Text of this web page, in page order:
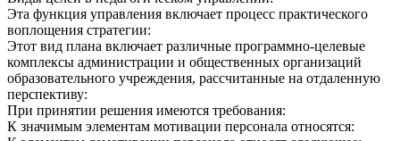
Эта функция управления включает процесс практического
воплощения стратегии:
Этот вид плана включает различные программно-целевые
комплексы администрации и общественных организаций
образовательного учреждения, рассчитанные на отдаленную
перспективу:
При принятии решения имеются требования:
К значимым элементам мотивации персонала относятся: